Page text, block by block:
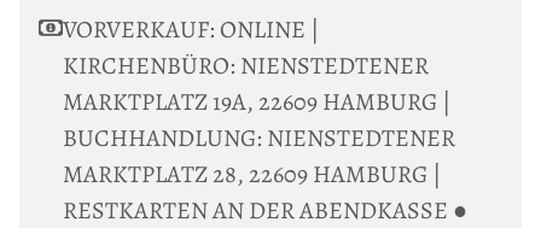
VORVERKAUF: ONLINE |
KIRCHENBÜRO: NIENSTEDTENER
MARKTPLATZ 19A, 22609 HAMBURG |
BUCHHANDLUNG: NIENSTEDTENER
MARKTPLATZ 28, 22609 HAMBURG |
RESTKARTEN AN DER ABENDKASSE ●